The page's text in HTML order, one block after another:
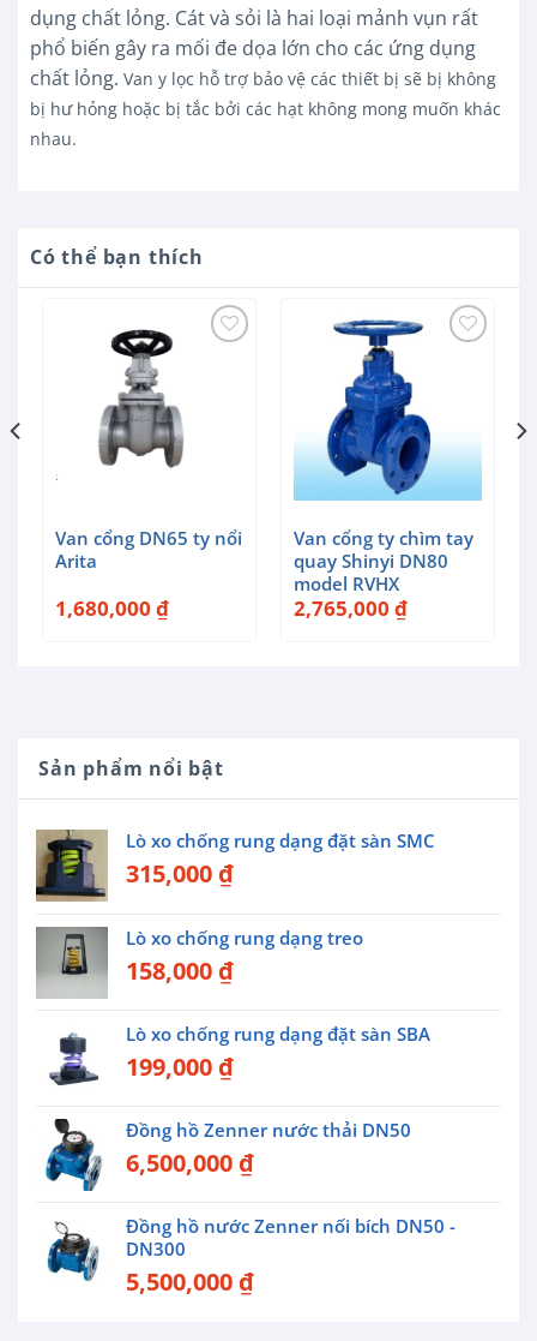
Sản phẩm nổi bật
Lò xo chống rung dạng đặt sàn SMC
315,000 ₫
Lò xo chống rung dạng treo
158,000 ₫
Lò xo chống rung dạng đặt sàn SBA
199,000 ₫
Đồng hồ Zenner nước thải DN50
6,500,000 ₫
Đồng hồ nước Zenner nối bích DN50 -
DN300
5,500,000 ₫
dụng chất lỏng. Cát và sỏi là hai loại mảnh vụn rất
phổ biến gây ra mối đe dọa lớn cho các ứng dụng
chất lỏng. Van y lọc hỗ trợ bảo vệ các thiết bị sẽ bị không
bị hư hỏng hoặc bị tắc bởi các hạt không mong muốn khác
nhau.
Có thể bạn thích
Van cổng DN65 ty nổi
Arita
1,680,000 ₫
Van cổng ty chìm tay
quay Shinyi DN80
model RVHX
2,765,000 ₫